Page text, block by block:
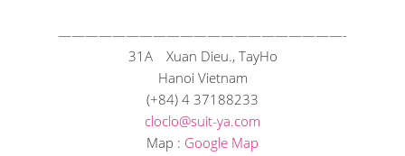
—————————————————————-
31A Xuan Dieu., TayHo
Hanoi Vietnam
(+84) 4 37188233
cloclo@suit-ya.com
Map : Google Map